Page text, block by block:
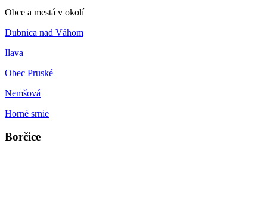
Obce a mestá v okolí
Dubnica nad Váhom
Ilava
Obec Pruské
Nemšová
Horné srnie
Borčice